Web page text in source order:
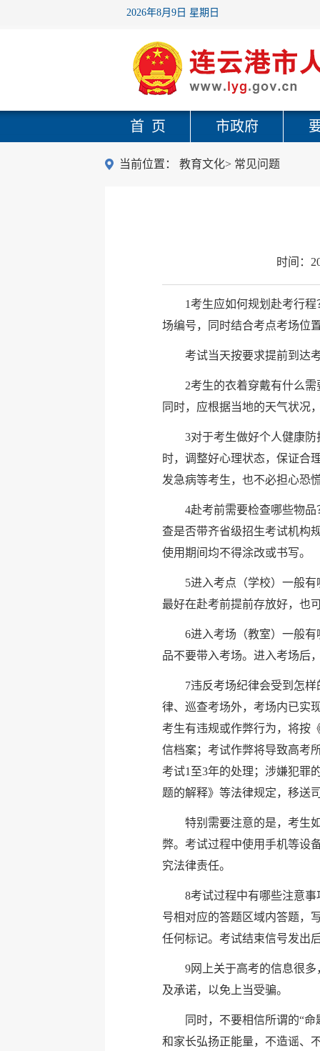
2026年8月9日 星期日
首 页 市政府
当前位置： 教育文化> 常见问题
时间：
1考生应如何规划赴考行
场编号，同时结合考点考场位
考试当天按要求提前到达
2考生的衣着穿戴有什么
同时，应根据当地的天气状况
3对于考生做好个人健康
时，调整好心理状态，保证合
发急病等考生，也不必担心恐
4赴考前需要检查哪些物
查是否带齐省级招生考试机构
使用期间均不得涂改或书写。
5进入考点（学校）一般
最好在赴考前提前存放好，也
6进入考场（教室）一般
品不要带入考场。进入考场后
7违反考场纪律会受到怎
律、巡查考场外，考场内已实
考生有违规或作弊行为，将按
信档案；考试作弊将导致高考
考试1至3年的处理；涉嫌犯罪
题的解释》等法律规定，移送
特别需要注意的是，考生
弊。考试过程中使用手机等设
究法律责任。
8考试过程中有哪些注意
号相对应的答题区域内答题，
任何标记。考试结束信号发出
9网上关于高考的信息很
及承诺，以免上当受骗。
同时，不要相信所谓的“
和家长弘扬正能量，不造谣、